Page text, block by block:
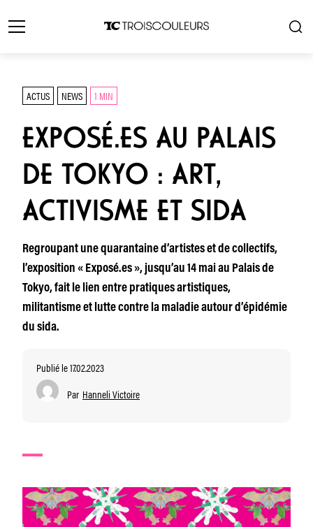
ACTUS NEWS 1 MIN
EXPOSÉ.ES AU PALAIS
DE TOKYO : ART,
ACTIVISME ET SIDA
Regroupant une quarantaine d’artistes et de collectifs,
l’exposition « Exposé.es », jusqu’au 14 mai au Palais de
Tokyo, fait le lien entre pratiques artistiques,
militantisme et lutte contre la maladie autour d’épidémie
du sida.
Publié le 17.02.2023
Par Hanneli Victoire